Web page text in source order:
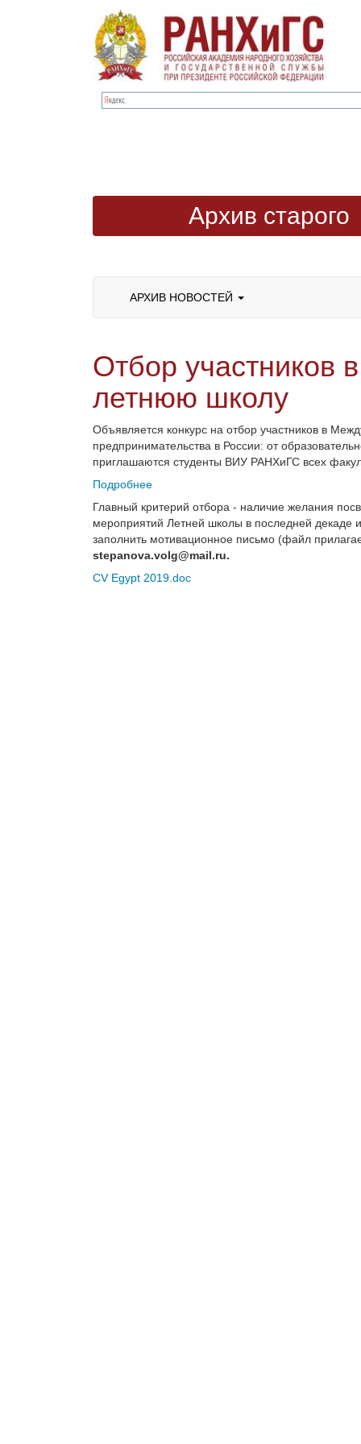
Архив старого
АРХИВ НОВОСТЕЙ
Отбор участников
летнюю школу
Объявляется конкурс на отбор участников в
предпринимательства в России: от
приглашаются студенты ВИУ РАНХиГС всех
Подробнее
Главный критерий отбора - наличие желания
мероприятий Летней школы в последней декаде
заполнить мотивационное письмо (файл
stepanova.volg@mail.ru.
CV Egypt 2019.doc